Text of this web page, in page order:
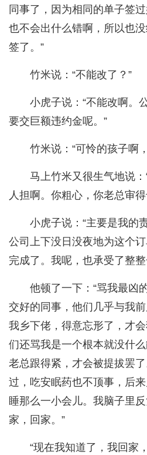
同事了，因为相同的单子签
也不会出什么错啊，所以也
签了。”
竹米说：“不能改了？”
小虎子说：“不能改啊。
要交巨额违约金呢。”
竹米说：“可怜的孩子啊
马上竹米又很生气地说
人担啊。你粗心，你老总审
小虎子说：“主要是我的
公司上下没日没夜地为这个
完成了。我呢，也承受了整
他顿了一下：“骂我最凶
交好的同事，他们几乎与我
我乡下佬，得意忘形了，才
们还骂我是一个根本就没什
老总跟得紧，才会被提拔罢
过，吃安眠药也不顶事，后
睡那么一小会儿。我脑子里
家，回家。”
“现在我知道了，我回家